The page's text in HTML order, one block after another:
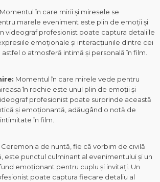
Momentul în care mirii și miresele se
marele eveniment este plin de emoții și
videograf profesionist poate captura detaliile
emoționale și interacțiunile dintre cei
o atmosferă intimă și personală în film.
Momentul în care mirele vede pentru
în rochie este unul plin de emoții și
profesionist poate surprinde această
și emoționantă, adăugând o notă de
în film.
Ceremonia de nuntă, fie că vorbim de civilă
este punctul culminant al evenimentului și un
emoționant pentru cuplu și invitați. Un
poate captura fiecare detaliu al